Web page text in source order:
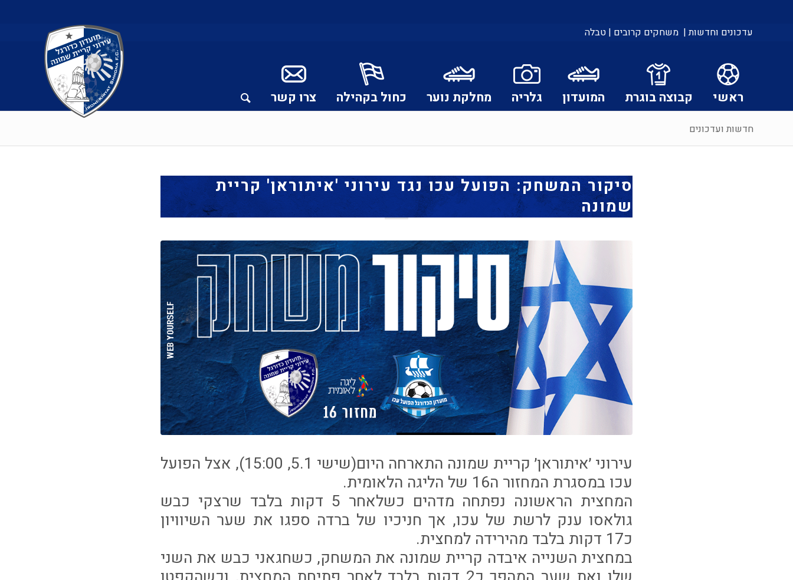
עדכונים וחדשות | משחקים קרובים | טבלה
ראשי קבוצה בוגרת המועדון גלריה מחלקת נוער כחול בקהילה צרו קשר
חדשות ועדכונים
סיקור המשחק: הפועל עכו נגד עירוני 'איתוראן' קריית
שמונה
עירוני ׳איתוראן׳ קריית שמונה התארחה היום(שישי 5.1, 15:00), אצל הפועל
עכו במסגרת המחזור ה16 של הליגה הלאומית.
המחצית הראשונה נפתחה מדהים כשלאחר 5 דקות בלבד שרצקי כבש
גולאסו ענק לרשת של עכו, אך חניכיו של ברדה ספגו את שער השיוויון
כ17 דקות בלבד מהירידה למחצית.
במחצית השנייה איבדה קריית שמונה את המשחק, כשחגאני כבש את השני